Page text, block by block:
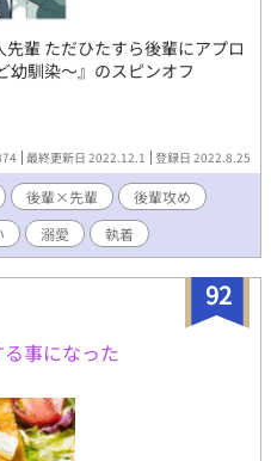
輩 ただひたすら後輩にアプロ
幼馴染〜』のスピンオフ
最終更新日 2022.12.1 登録日 2022.8.25
後輩×先輩
後輩攻め
溺愛 執着
92
事になった